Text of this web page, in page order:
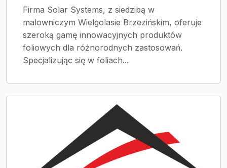
Firma Solar Systems, z siedzibą w
malowniczym Wielgolasie Brzezińskim, oferuje
szeroką gamę innowacyjnych produktów
foliowych dla różnorodnych zastosowań.
Specjalizując się w foliach...